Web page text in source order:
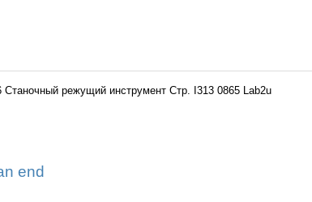
Станочный режущий инструмент Стр. I313 0865 Lab2u
end